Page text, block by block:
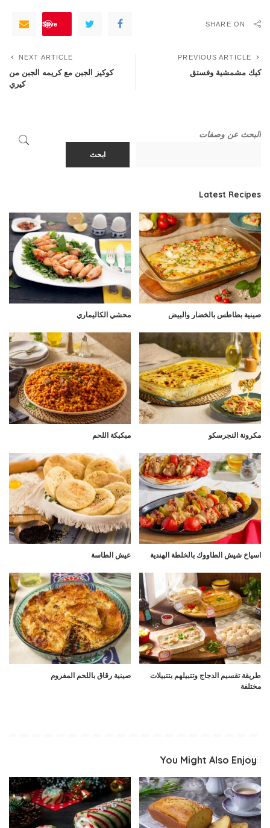
SHARE ON
Save
PREVIOUS ARTICLE
كيك مشمشية وفستق
NEXT ARTICLE
كوكيز الجبن مع كريمه الجبن من
كيري
البحث عن وصفات
ابحث
Latest Recipes
صينية بطاطس بالخضار والبيض محشي الكاليماري
مكرونة النجرسكو مبكبكة اللحم
اسياخ شيش الطاووك بالخلطة الهندية عيش الطاسة
طريقة تقسيم الدجاج وتتبيلهم بتتبيلات
مختلفة
صينية رقاق باللحم المفروم
You Might Also Enjoy